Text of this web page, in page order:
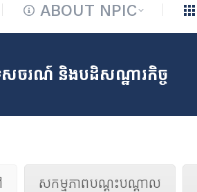
ABOUT NPIC
សចរណ៍ និងបដិសណ្ឋារកិច្ច
សកម្មភាពបណ្តុះបណ្តាល